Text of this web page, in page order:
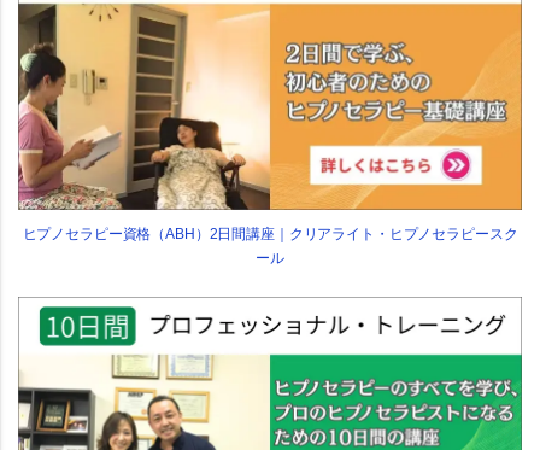
ヒプノセラピー資格（ABH）2日間講座｜クリアライト・ヒプノセラピースク
ール